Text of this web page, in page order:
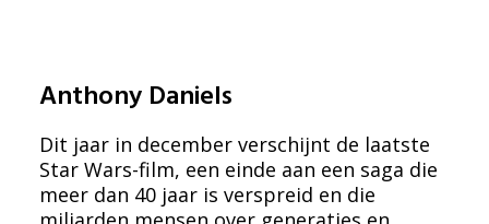
Anthony Daniels
Dit jaar in december verschijnt de laatste
Star Wars-film, een einde aan een saga die
meer dan 40 jaar is verspreid en die